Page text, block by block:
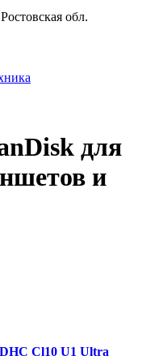
обл.
для
и
Cl10 U1 Ultra